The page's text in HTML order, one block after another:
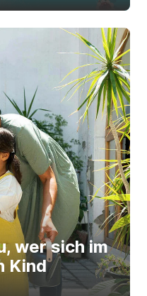
wer sich im
Kind